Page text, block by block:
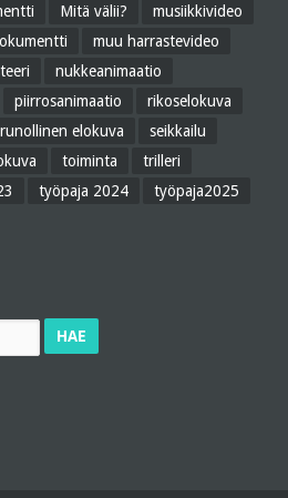
Mitä välii?
musiikkivideo
muu harrastevideo
nukkeanimaatio
piirrosanimaatio
rikoselokuva
runollinen elokuva
seikkailu
toiminta
trilleri
työpaja 2024
työpaja2025